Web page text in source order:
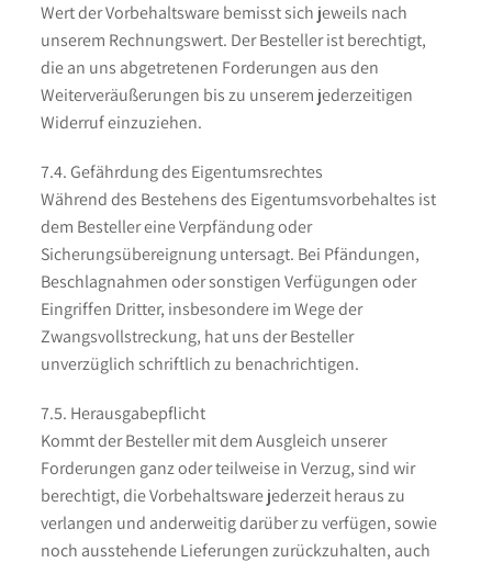
Wert der Vorbehaltsware bemisst sich jeweils nach
unserem Rechnungswert. Der Besteller ist berechtigt,
die an uns abgetretenen Forderungen aus den
Weiterveräußerungen bis zu unserem jederzeitigen
Widerruf einzuziehen.
7.4. Gefährdung des Eigentumsrechtes
Während des Bestehens des Eigentumsvorbehaltes ist
dem Besteller eine Verpfändung oder
Sicherungsübereignung untersagt. Bei Pfändungen,
Beschlagnahmen oder sonstigen Verfügungen oder
Eingriffen Dritter, insbesondere im Wege der
Zwangsvollstreckung, hat uns der Besteller
unverzüglich schriftlich zu benachrichtigen.
7.5. Herausgabepflicht
Kommt der Besteller mit dem Ausgleich unserer
Forderungen ganz oder teilweise in Verzug, sind wir
berechtigt, die Vorbehaltsware jederzeit heraus zu
verlangen und anderweitig darüber zu verfügen, sowie
noch ausstehende Lieferungen zurückzuhalten, auch